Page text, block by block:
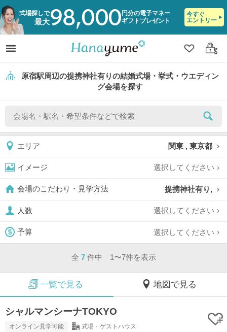
式場探しで
最大98,000 円分の電子マネー
ギフトプレゼント
今すぐ
エントリー
クリップ
ログ
原宿駅周辺の提携神社有りの結婚式場・挙式・ウエディン
グ会場を探す
エリア 関東 , 東京都
イメージ 選択してください
会場のこだわり・見学方法 提携神社有り,
人数 選択してください
予算 選択してください
全 7 件中 1〜7件を表示
一覧で見る 地図で見る
シャルマンシーナTOKYO
オンライン見学可能 式場・ゲストハウス